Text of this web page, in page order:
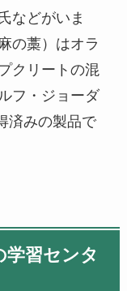
などがい ま
の藁） はオラ
クリートの混
フ・ジョーダ
済みの製品で
習センタ